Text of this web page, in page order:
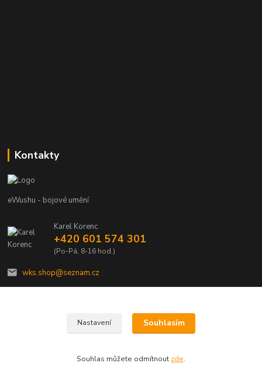
Kontakty
eWushu - bojové umění
Karel Korenc
+420 601 574 301
(Po-Pá, 8-16 hod.)
wks.shop@seznam.cz
© Copyright 2021 - Young shop s.r.o., Jaurisova 515/4, Michle, 140 00 Praha 4
Nastavení Souhlasím
Souhlas můžete odmítnout zde.